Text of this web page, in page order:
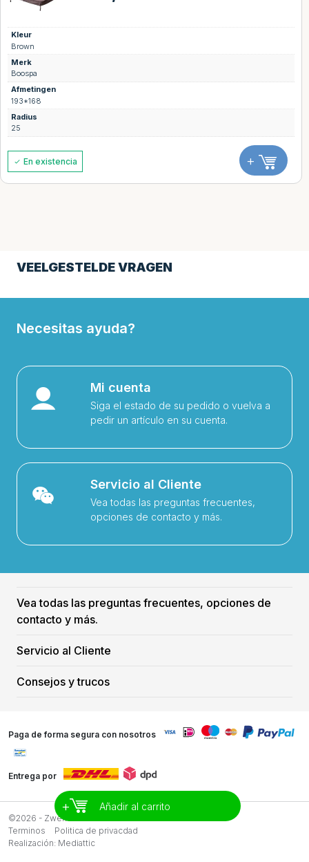
Kleur
Brown
Merk
Boospa
Afmetingen
193*168
Radius
25
En existencia +
VEELGESTELDE VRAGEN
+ Añadir al carrito
Necesitas ayuda?
Mi cuenta
Siga el estado de su pedido o vuelva a
pedir un artículo en su cuenta.
Servicio al Cliente
Vea todas las preguntas frecuentes,
opciones de contacto y más.
Vea todas las preguntas frecuentes, opciones de
contacto y más.
Servicio al Cliente
Consejos y trucos
Paga de forma segura con nosotros
Entrega por
©2026 - Zwemreus
Terminos
Politica de privacdad
Realización: Mediattic